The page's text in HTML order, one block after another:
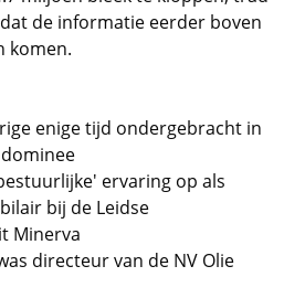
de informatie eerder boven
komen.
enige tijd ondergebracht in
ervaring op als
bij de Leidse
Minerva
directeur van de NV Olie